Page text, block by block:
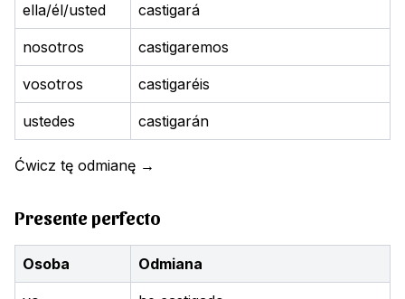
ella/él/usted castigará
nosotros castigaremos
vosotros castigaréis
ustedes castigarán
Ćwicz tę odmianę →
Presente perfecto
Osoba Odmiana